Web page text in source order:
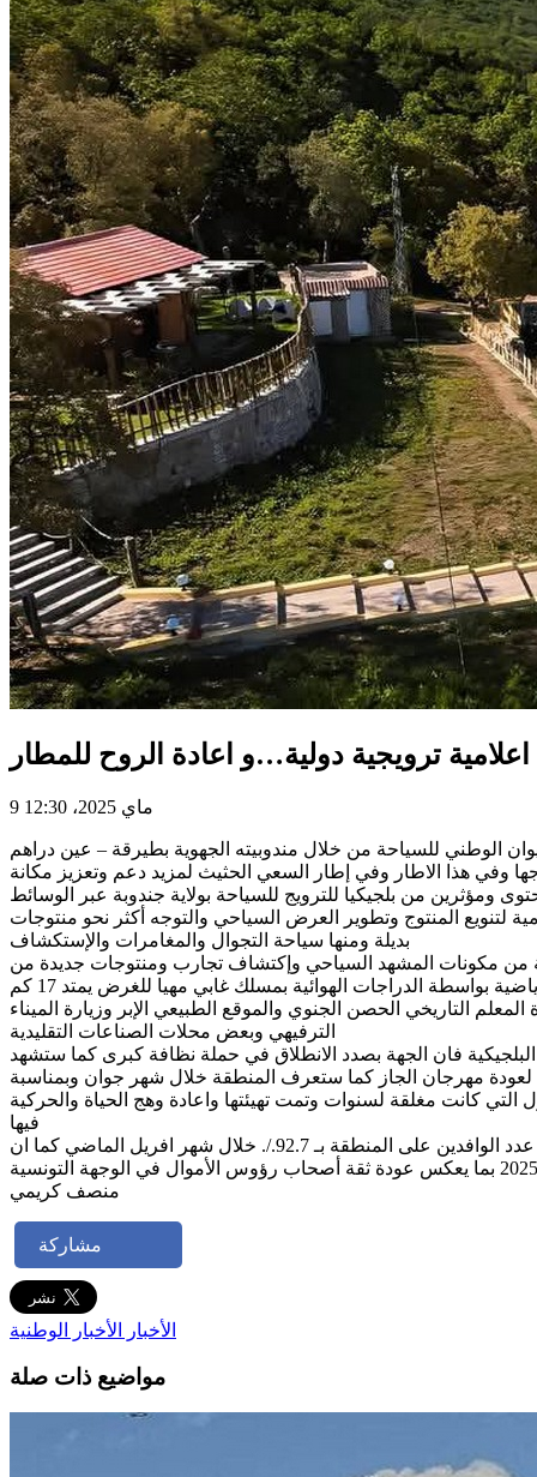
ترويجية دولية…و اعادة الروح للمطار
9 ماي 2025، 12:30
الوطني للسياحة من خلال مندوبيته الجهوية بطيرقة – عين دراهم
وفي هذا الاطار وفي إطار السعي الحثيث لمزيد دعم وتعزيز مكانة
الشمال الغربي يومي 5 و6 ماي الجاري مجموعة من صانعي محتوى ومؤثرين من بلجيكيا للترويج للسياحة بولاية جندوبة عبر الوسائط
لتنويع المنتوج وتطوير العرض السياحي والتوجه أكثر نحو منتوجات
بديلة ومنها سياحة التجوال والمغامرات والإستكشاف
من مكونات المشهد السياحي وإكتشاف تجارب ومنتوجات جديدة من
خلال برمجة عدة أنشطة لفائدتهم على غرار برمجة جولة ترفيهية رياضية على الأرجل بمسلك إيكولوجي بيئي يمتد 10 كم وجولة ترفيهية ورياضية بواسطة الدراجات الهوائية بمسلك غابي مهيا للغرض يمتد 17 كم
التاريخي الحصن الجنوي والموقع الطبيعي الإبر وزيارة الميناء
الترفيهي وبعض محلات الصناعات التقليدية
فان الجهة بصدد الانطلاق في حملة نظافة كبرى كما ستشهد
مهرجان الجاز كما ستعرف المنطقة خلال شهر جوان وبمناسبة
كانت مغلقة لسنوات وتمت تهيئتها واعادة وهج الحياة والحركية
فيها
يشار من جهة أخرى الى ان المؤشرات السياحية بولاية جندوبة سجّلت ومازالت تطورا ملحوظا ولافتا منذ مطلع السنة الحالية حيث ارتفع عدد الوافدين على المنطقة بـ 92.7./. خلال شهر افريل الماضي كما ان
منصف كريمي
مشاركة
الأخبار الأخبار الوطنية
مواضيع ذات صلة